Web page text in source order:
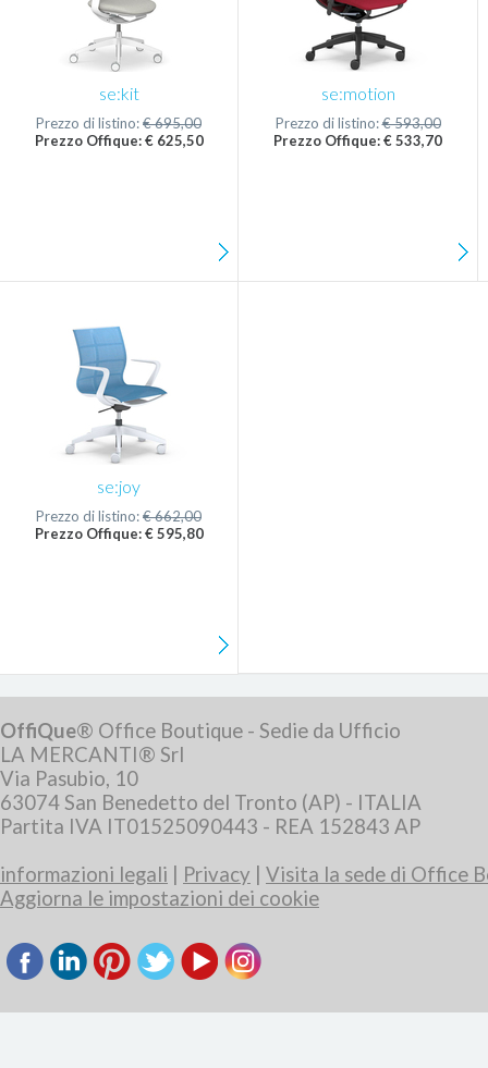
se:kit
Prezzo di listino:€ 695,00
Prezzo Offique: € 625,50
se:motion
Prezzo di listino:€ 593,00
Prezzo Offique: € 533,70
se:joy
Prezzo di listino:€ 662,00
Prezzo Offique: € 595,80
OffiQue® Office Boutique - Sedie da Ufficio
LA MERCANTI® Srl
Via Pasubio, 10
63074 San Benedetto del Tronto (AP) - ITALIA
Partita IVA IT01525090443 - REA 152843 AP
informazioni legali
Privacy
Visita la sede di Office
Aggiorna le impostazioni dei cookie